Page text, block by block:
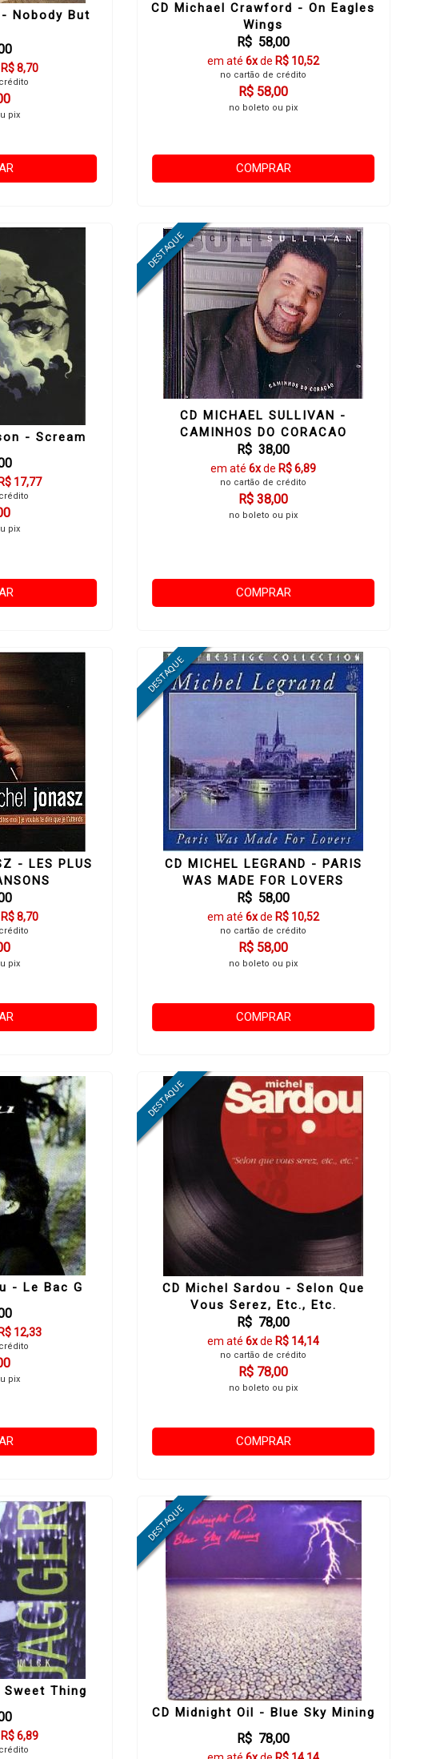
Nobody But
R$ 8,70
pix
CD Michael Crawford - On Eagles
Wings
R$ 58,00
em até6xde R$ 10,52
no cartão de crédito
R$ 58,00
no boleto ou pix
COMPRAR
- Scream
R$ 17,77
pix
CD MICHAEL SULLIVAN -
CAMINHOS DO CORACAO
R$ 38,00
em até6xde R$ 6,89
no cartão de crédito
R$ 38,00
no boleto ou pix
COMPRAR
- LES PLUS
R$ 8,70
pix
CD MICHEL LEGRAND - PARIS
WAS MADE FOR LOVERS
R$ 58,00
em até6xde R$ 10,52
no cartão de crédito
R$ 58,00
no boleto ou pix
COMPRAR
- Le Bac G
R$ 12,33
pix
CD Michel Sardou - Selon Que
Vous Serez, Etc., Etc.
R$ 78,00
em até6xde R$ 14,14
no cartão de crédito
R$ 78,00
no boleto ou pix
COMPRAR
Thing
R$ 6,89
CD Midnight Oil - Blue Sky Mining
R$ 78,00